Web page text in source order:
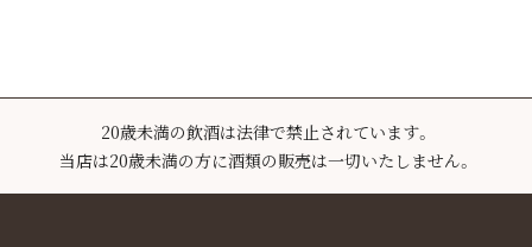
20歳未満の飲酒は法律で禁止されています。
当店は20歳未満の方に酒類の販売は一切いたしません。